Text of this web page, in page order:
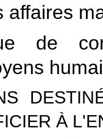
affaires
de
À